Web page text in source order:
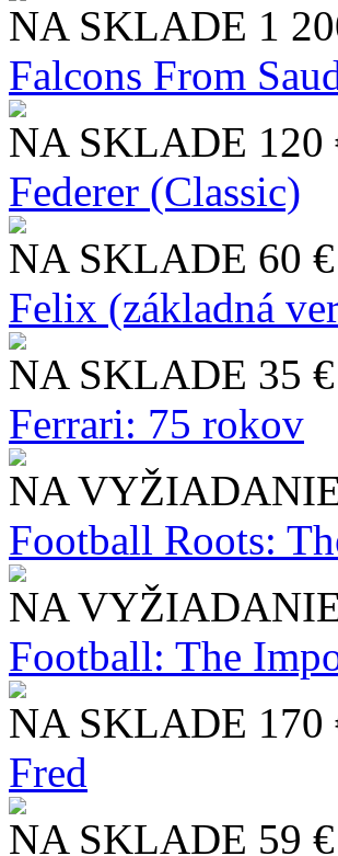
NA SKLADE 1
Falcons From
NA SKLADE 120
Federer (Classic)
NA SKLADE 60 €
Felix (základná
NA SKLADE 35 €
Ferrari: 75 rokov
NA
Football Roots:
NA
Football: The
NA SKLADE 170
Fred
NA SKLADE 59 €